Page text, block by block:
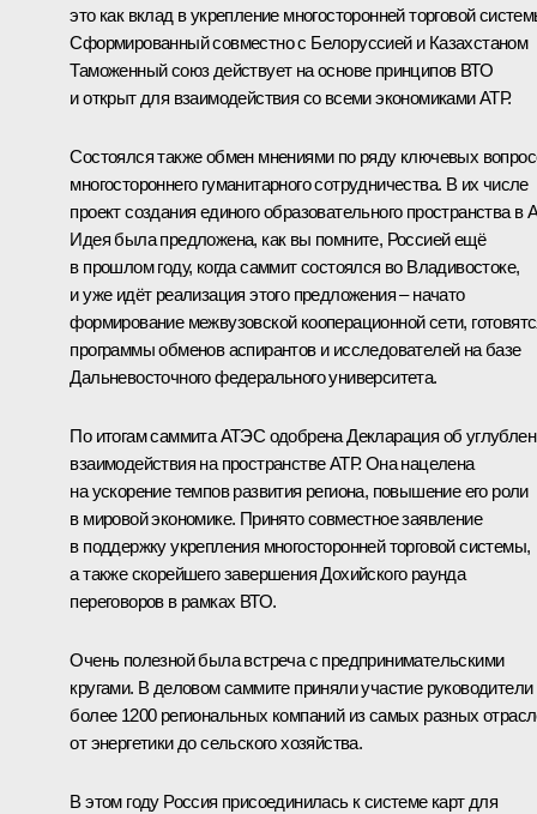
это как вклад в укрепление многосторонней торговой
Сформированный совместно с Белоруссией и Казахстаном
Таможенный союздействует на основе принципов ВТО
и открыт для взаимодействия со всеми экономиками АТР.
Состоялся также обмен мнениями по ряду ключевых
многостороннего гуманитарного сотрудничества. В их числе
проект создания единого образовательного пространства в
Идея была предложена, как вы помните, Россией ещё
в прошлом году, когда саммит состоялся во Владивостоке,
и уже идёт реализация этого предложения – начато
формирование межвузовской кооперационной сети,
программы обменов аспирантов и исследователей на базе
Дальневосточного федерального университета.
По итогам саммита АТЭС одобренаДекларация об
взаимодействия на пространстве АТР. Она нацелена
на ускорение темпов развития региона, повышение его роли
в мировой экономике. Принято совместноезаявление
в поддержку укрепления многосторонней торговой системы,
а также скорейшего завершения Дохийского раунда
переговоров в рамках ВТО.
Очень полезной былавстречас предпринимательскими
кругами. В деловом саммите приняли участие руководители
более 1200 региональных компаний из самых разных
от энергетики до сельского хозяйства.
В этом году Россия присоединилась к системе карт для